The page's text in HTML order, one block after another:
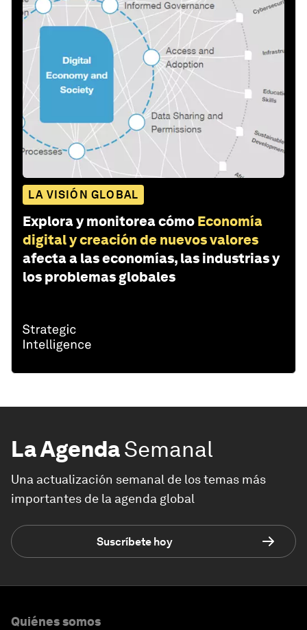
LA VISIÓN GLOBAL
Explora y monitorea cómo Economía
digital y creación de nuevos valores
afecta a las economías, las industrias y
los problemas globales
La AgendaSemanal
Una actualización semanal de los temas más
importantes de la agenda global
Suscríbete hoy
Quiénes somos